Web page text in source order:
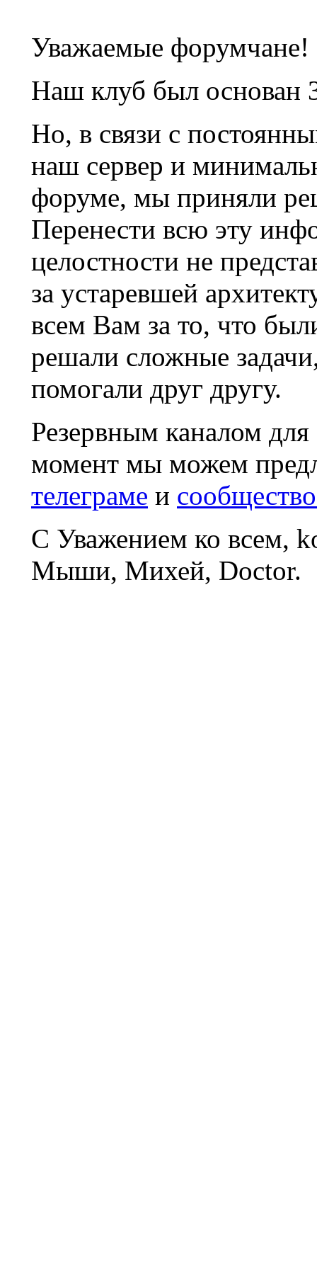
Уважаемые форумчане!
Наш клуб был основан
Но, в связи с
наш сервер и
форуме, мы приняли
Перенести всю эту
целостности не
за устаревшей
всем Вам за то, что
решали сложные
помогали друг другу.
Резервным каналом
момент мы можем
телеграме и
С Уважением ко всем,
Мыши, Михей, Doctor.